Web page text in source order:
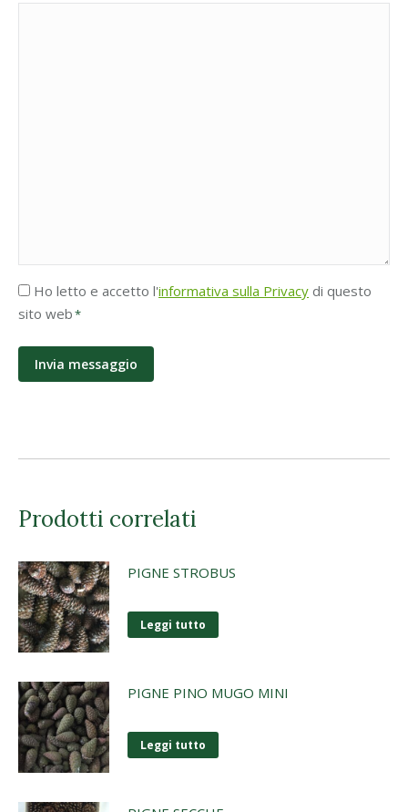
Accettazione
Privacy
Ho letto e accetto l'informativa sulla Privacy di questo
sito web*
Prodotti correlati
PIGNE STROBUS
Leggi tutto
PIGNE PINO MUGO MINI
Leggi tutto